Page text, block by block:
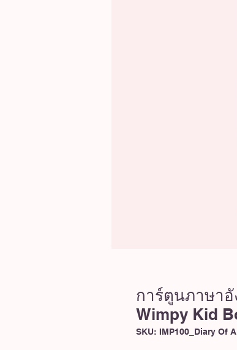
การ์ตูนภาษาอั
Wimpy Kid
SKU: IMP100_Diary Of